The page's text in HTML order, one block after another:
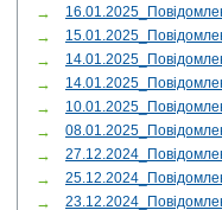
→
→
→
→
→
→
→
→
→